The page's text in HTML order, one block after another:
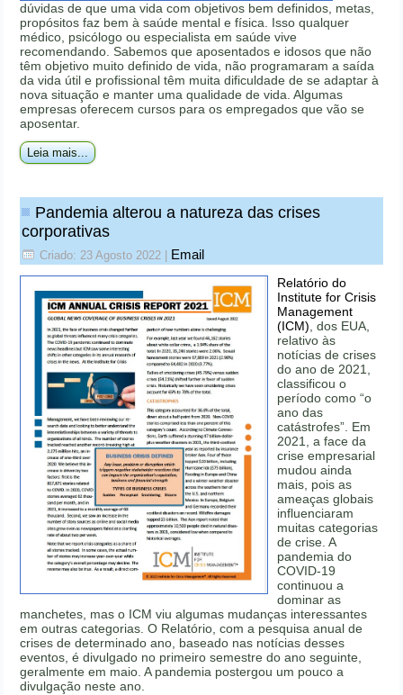
dúvidas de que uma vida com objetivos bem definidos, metas,
propósitos faz bem à saúde mental e física. Isso qualquer
médico, psicólogo ou especialista em saúde vive
recomendando. Sabemos que aposentados e idosos que não
têm objetivo muito definido de vida, não programaram a saída
da vida útil e profissional têm muita dificuldade de se adaptar à
nova situação e manter uma qualidade de vida. Algumas
empresas oferecem cursos para os empregados que vão se
aposentar.
Leia mais...
Pandemia alterou a natureza das crises
corporativas
Criado: 23 Agosto 2022 Email
Relatório do
Institute for Crisis
Management
(ICM), dos EUA,
relativo às
notícias de crises
do ano de 2021,
classificou o
período como “o
ano das
catástrofes”. Em
2021, a face da
crise empresarial
mudou ainda
mais, pois as
ameaças globais
influenciaram
muitas categorias
de crise. A
pandemia do
COVID-19
continuou a
dominar as
manchetes, mas o ICM viu algumas mudanças interessantes
em outras categorias. O Relatório, com a pesquisa anual de
crises de determinado ano, baseado nas notícias desses
eventos, é divulgado no primeiro semestre do ano seguinte,
geralmente em maio. A pandemia postergou um pouco a
divulgação neste ano.